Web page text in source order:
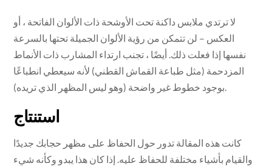
لا ترتدي ملابس داكنة تحت الأوشحة ذات الألوان الفاتحة ، أو
العكس – لن تتمكن من رؤية الألوان الجميلة تحتها بالسرعة
نفسها إذا فعلت ذلك. أيضًا ، تجنب ارتداء المشارب ذات الأنماط
المزدحمة (مثل طباعة القماش القطني) لأنه سيعطي انطباعًا
بوجود خطوط غير واضحة (وهو ليس المظهر الذي تريده).
استنتاج
كانت هذه المقالة تدور حول الحفاظ على مظهر حجابك جديدًا
والقيام بأشياء مختلفة للحفاظ عليه. إذا كان هذا يبدو وكأنه شيء